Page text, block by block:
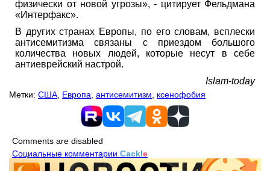
физически от новой угрозы», - цитирует Фельдмана
«Интерфакс».
В других странах Европы, по его словам, всплески
антисемитизма связаны с приездом большого
количества новых людей, которые несут в себе
антиеврейский настрой.
Islam-today
Метки: США Европа антисемитизм ксенофобия
Comments are disabled
Социальные комментарии Cackle